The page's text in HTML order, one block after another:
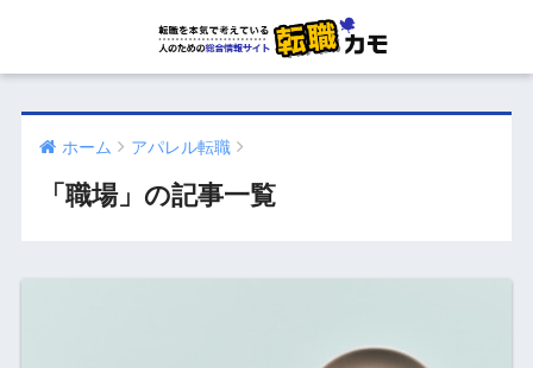
ホーム アパレル転職
「職場」の記事一覧